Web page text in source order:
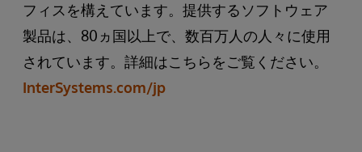
フィスを構えています。提供するソフトウェア
製品は、80ヵ国以上で、数百万人の人々に使用
されています。詳細はこちらをご覧ください。
InterSystems.com/jp